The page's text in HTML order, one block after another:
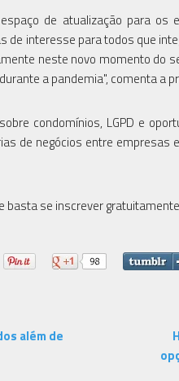
de atualização para os
de interesse para todos que
neste novo momento do
a pandemia", comenta a
condomínios, LGPD e
de negócios entre empresas
basta se inscrever
além de